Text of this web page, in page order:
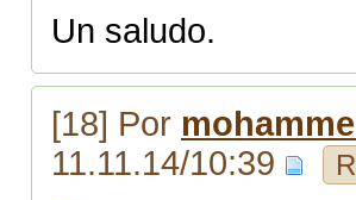
Un saludo.
[18] Por
11.11.14/10:39